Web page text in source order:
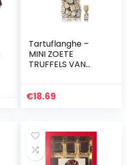
Tartuflanghe –
MINI ZOETE
TRUFFELS VAN
€18.69